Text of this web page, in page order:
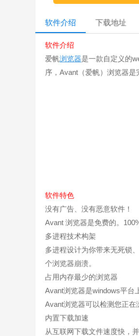
软件介绍 下载地址
软件介绍
爱帆浏览器是一款自定义的
序，Avant（爱帆）浏览器是
软件特色
没有广告、没有恶意软件！
Avant 浏览器是免费的。
多进程技术构架
多进程设计为你带来无死锁
个浏览器崩溃。
占用内存最少的浏览器
Avant浏览器是windows平台
Avant浏览器可以检测您正在
内置下载加速
从互联网下载文件速度快，